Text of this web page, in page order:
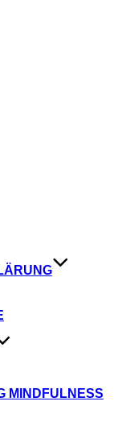
MINDFULNESS